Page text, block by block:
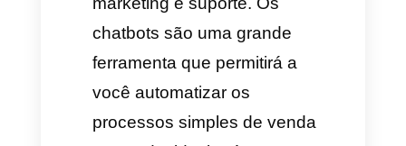
Você deve ser cuidadoso ao
escolher um CRM para o
WhatsApp, isso se deve a que
migrar todas as conversas, os